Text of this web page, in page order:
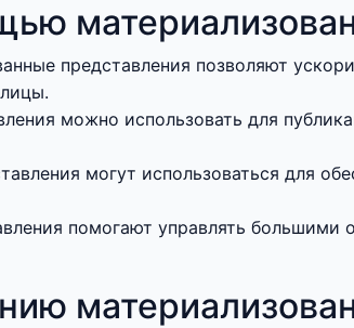
представления позволяют
можно использовать для
могут использоваться для
помогают управлять